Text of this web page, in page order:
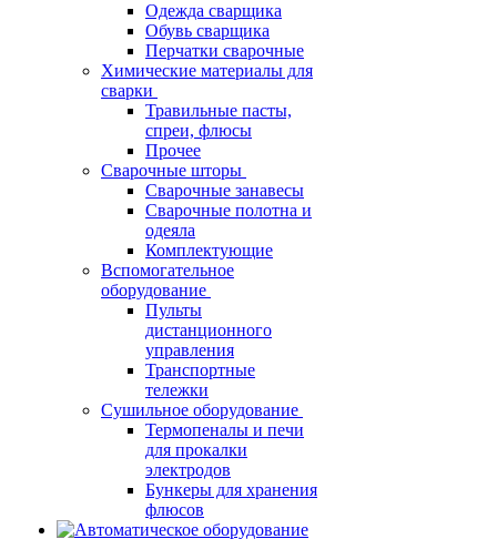
Одежда сварщика
Обувь сварщика
Перчатки сварочные
Химические материалы для
сварки
Травильные пасты,
спреи, флюсы
Прочее
Сварочные шторы
Сварочные занавесы
Сварочные полотна и
одеяла
Комплектующие
Вспомогательное
оборудование
Пульты
дистанционного
управления
Транспортные
тележки
Сушильное оборудование
Термопеналы и печи
для прокалки
электродов
Бункеры для хранения
флюсов